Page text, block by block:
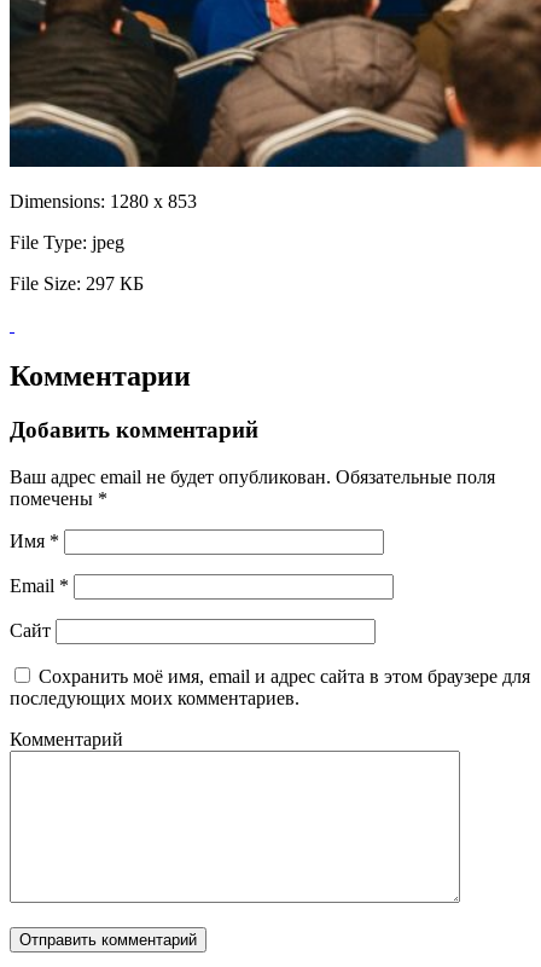
Dimensions: 1280 x 853
File Type: jpeg
File Size: 297 КБ
Комментарии
Добавить комментарий
Ваш адрес email не будет опубликован. Обязательные поля
помечены *
Имя *
Email *
Сайт
Сохранить моё имя, email и адрес сайта в этом браузере для
последующих моих комментариев.
Комментарий